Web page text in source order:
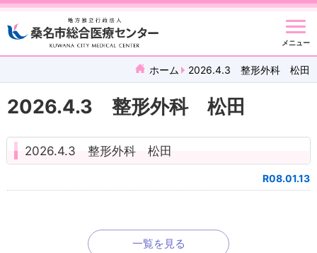
メニュー
ホーム 2026.4.3 整形外科 松田
2026.4.3 整形外科 松田
2026.4.3 整形外科 松田
R08.01.13
一覧を見る